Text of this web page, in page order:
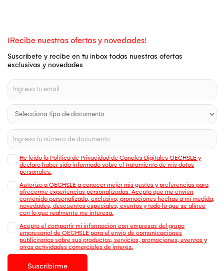
¡Recibe nuestras ofertas y novedades!
Suscríbete y recibe en tu inbox todas nuestras ofertas
exclusivas y novedades
He leído la Política de Privacidad de Canales Digitales OECHSLE y
declaro haber sido informado sobre el tratamiento de mis datos
personales.
Autorizo a OECHSLE a conocer mejor mis gustos y preferencias para
ofrecerme experiencias personalizadas. Acepto que me envien
contenido personalizado, exclusivo, promociones hechas a mi medida,
novedades, descuentos especiales, eventos y todo lo que se alinee
con lo que realmente me interesa.
Acepto el compartir mi información con empresas del grupo
empresarial de OECHSLE para el envío de comunicaciones
publicitarias sobre sus productos, servicios, promociones, eventos y
otras actividades comerciales de interés.
Suscribirme